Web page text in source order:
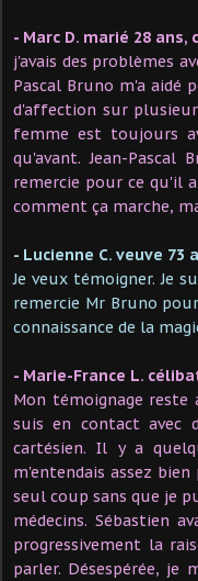
- Marc D. marié 28
j'avais des problèmes
Pascal Bruno m'a aidé
d'affection sur
femme est toujours
qu'avant. Jean-
remercie pour ce qu'il
comment ça marche,
- Lucienne C. veuve 73
Je veux témoigner. Je
remercie Mr Bruno
connaissance de la
- Marie-France L.
Mon témoignage reste
suis en contact avec
cartésien. Il y a
m'entendais assez
seul coup sans que je
médecins. Sébastien
progressivement la
parler. Désespérée, je